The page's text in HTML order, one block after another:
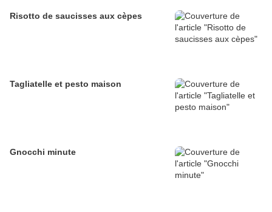
Risotto de saucisses aux cèpes
Tagliatelle et pesto maison
Gnocchi minute